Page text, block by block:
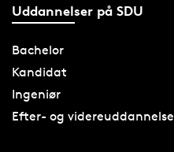
Uddannelser på SDU
Bachelor
Kandidat
Ingeniør
Efter- og videreuddannelse